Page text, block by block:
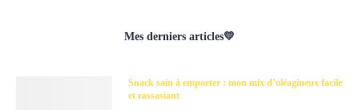
Mes derniers articles💛
Snack sain à emporter : mon mix d’oléagineux facile
et rassasiant